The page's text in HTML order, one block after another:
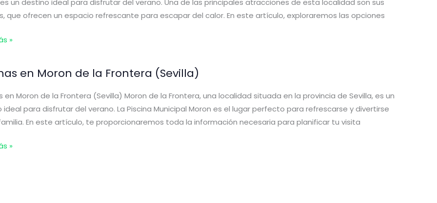
es un destino ideal para disfrutar del verano. Una de las principales atracciones de esta localidad son sus
que ofrecen un espacio refrescante para escapar del calor. En este artículo, exploraremos las opciones
»
en Moron de la Frontera (Sevilla)
en Moron de la Frontera (Sevilla) Moron de la Frontera, una localidad situada en la provincia de Sevilla, es un
ideal para disfrutar del verano. La Piscina Municipal Moron es el lugar perfecto para refrescarse y divertirse
En este artículo, te proporcionaremos toda la información necesaria para planificar tu visita
»